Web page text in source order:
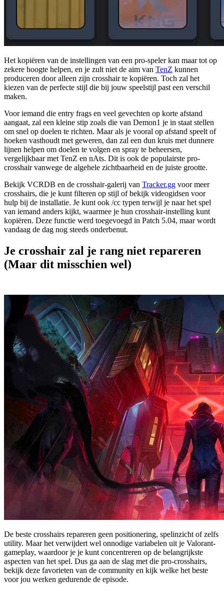
Het kopiëren van de instellingen van een pro-speler kan maar tot op
zekere hoogte helpen, en je zult niet de aim van TenZ kunnen
produceren door alleen zijn crosshair te kopiëren. Toch zal het
kiezen van de perfecte stijl die bij jouw speelstijl past een verschil
maken.
Voor iemand die entry frags en veel gevechten op korte afstand
aangaat, zal een kleine stip zoals die van Demon1 je in staat stellen
om snel op doelen te richten. Maar als je vooral op afstand speelt of
hoeken vasthoudt met geweren, dan zal een dun kruis met dunnere
lijnen helpen om doelen te volgen en spray te beheersen,
vergelijkbaar met TenZ en nAts. Dit is ook de populairste pro-
crosshair vanwege de algehele zichtbaarheid en de juiste grootte.
Bekijk VCRDB en de crosshair-galerij van Tracker.gg voor meer
crosshairs, die je kunt filteren op stijl of bekijk videogidsen voor
hulp bij de installatie. Je kunt ook /cc typen terwijl je naar het spel
van iemand anders kijkt, waarmee je hun crosshair-instelling kunt
kopiëren. Deze functie werd toegevoegd in Patch 5.04, maar wordt
vandaag de dag nog steeds onderbenut.
Je crosshair zal je rang niet repareren
(Maar dit misschien wel)
De beste crosshairs repareren geen positionering, spelinzicht of zelfs
utility. Maar het verwijdert wel onnodige variabelen uit je Valorant-
gameplay, waardoor je je kunt concentreren op de belangrijkste
aspecten van het spel. Dus ga aan de slag met die pro-crosshairs,
bekijk deze favorieten van de community en kijk welke het beste
voor jou werken gedurende de episode.